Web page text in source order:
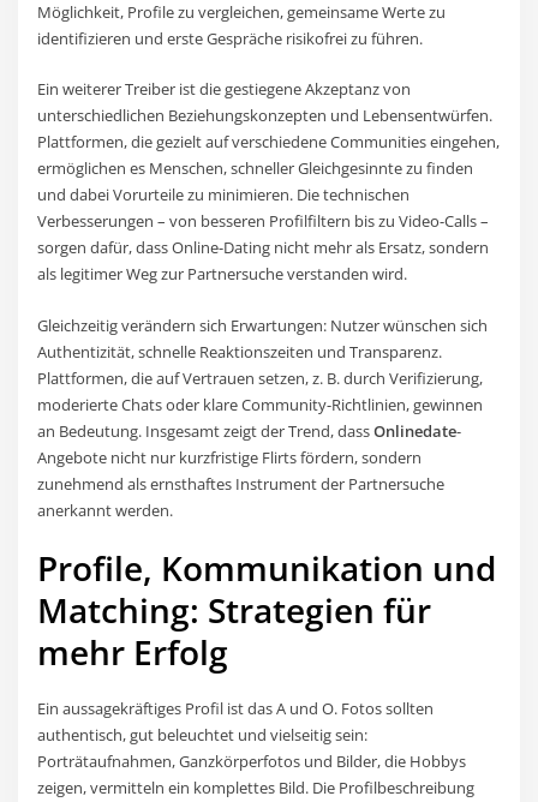
Möglichkeit, Profile zu vergleichen, gemeinsame Werte zu
identifizieren und erste Gespräche risikofrei zu führen.
Ein weiterer Treiber ist die gestiegene Akzeptanz von
unterschiedlichen Beziehungskonzepten und Lebensentwürfen.
Plattformen, die gezielt auf verschiedene Communities eingehen,
ermöglichen es Menschen, schneller Gleichgesinnte zu finden
und dabei Vorurteile zu minimieren. Die technischen
Verbesserungen – von besseren Profilfiltern bis zu Video-Calls –
sorgen dafür, dass Online-Dating nicht mehr als Ersatz, sondern
als legitimer Weg zur Partnersuche verstanden wird.
Gleichzeitig verändern sich Erwartungen: Nutzer wünschen sich
Authentizität, schnelle Reaktionszeiten und Transparenz.
Plattformen, die auf Vertrauen setzen, z. B. durch Verifizierung,
moderierte Chats oder klare Community-Richtlinien, gewinnen
an Bedeutung. Insgesamt zeigt der Trend, dassOnlinedate-
Angebote nicht nur kurzfristige Flirts fördern, sondern
zunehmend als ernsthaftes Instrument der Partnersuche
anerkannt werden.
Profile, Kommunikation und
Matching: Strategien für
mehr Erfolg
Ein aussagekräftiges Profil ist das A und O. Fotos sollten
authentisch, gut beleuchtet und vielseitig sein:
Porträtaufnahmen, Ganzkörperfotos und Bilder, die Hobbys
zeigen, vermitteln ein komplettes Bild. Die Profilbeschreibung